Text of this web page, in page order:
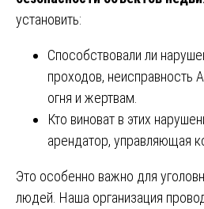
установить:
Способствовали ли
проходов, неисправность
огня и жертвам.
Кто виноват в этих
арендатор, управляющая
Это особенно важно для
людей. Наша организация